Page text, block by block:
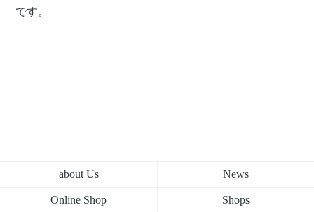
です。
about Us News
Online Shop Shops